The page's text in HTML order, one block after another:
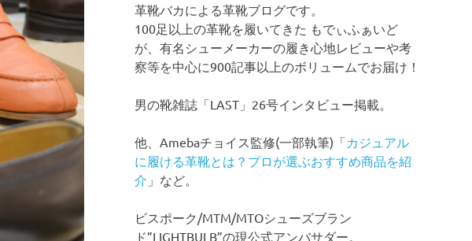
革靴バカによる革靴ブログです。
100足以上の革靴を履いてきた もでぃふぁいど
が、有名シューメーカーの履き心地レビューや考
察等を中心に900記事以上のボリュームでお届け！
男の靴雑誌「LAST」26号インタビュー掲載。
他、Amebaチョイス監修(一部執筆)「カジュアル
に履ける革靴とは？プロが選ぶおすすめ商品を紹
介 」など。
ビスポーク/MTM/MTOシューズブラン
ド”LIGHTBULB”の現公式アンバサダー。